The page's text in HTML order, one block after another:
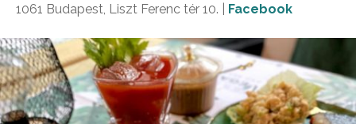
1061 Budapest, Liszt Ferenc tér 10. | Facebook